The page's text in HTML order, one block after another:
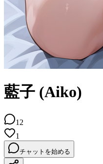
藍子 (Aiko)
12
1
チャットを始める